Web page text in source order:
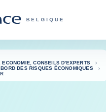
COFACE, FOR
BELGIQUE
page d'accueil
ECONOMIE, CONSEILS D'EXPERTS
DES RISQUES ÉCONOMIQUES